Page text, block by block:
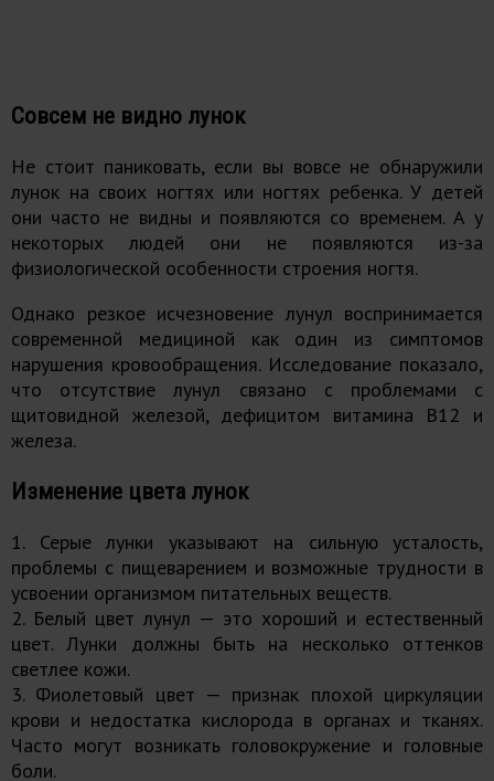
Совсем не видно лунок
Не стоит паниковать, если вы вовсе не обнаружили
лунок на своих ногтях или ногтях ребенка. У детей
они часто не видны и появляются со временем. А у
некоторых людей они не появляются из-за
физиологической особенности строения ногтя.
Однако резкое исчезновение лунул воспринимается
современной медициной как один из симптомов
нарушения кровообращения. Исследование показало,
что отсутствие лунул связано с проблемами с
щитовидной железой, дефицитом витамина В12 и
железа.
Изменение цвета лунок
1. Серые лунки указывают на сильную усталость,
проблемы с пищеварением и возможные трудности в
усвоении организмом питательных веществ.
2. Белый цвет лунул — это хороший и естественный
цвет. Лунки должны быть на несколько оттенков
светлее кожи.
3. Фиолетовый цвет — признак плохой циркуляции
крови и недостатка кислорода в органах и тканях.
Часто могут возникать головокружение и головные
боли.